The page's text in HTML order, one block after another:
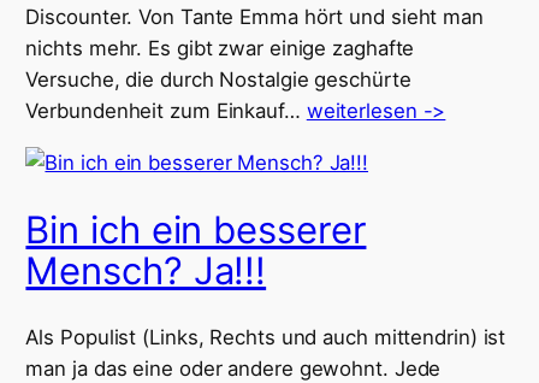
Discounter. Von Tante Emma hört und sieht man
nichts mehr. Es gibt zwar einige zaghafte
Versuche, die durch Nostalgie geschürte
Verbundenheit zum Einkauf… weiterlesen ->
Bin ich ein besserer
Mensch? Ja!!!
Als Populist (Links, Rechts und auch mittendrin) ist
man ja das eine oder andere gewohnt. Jede